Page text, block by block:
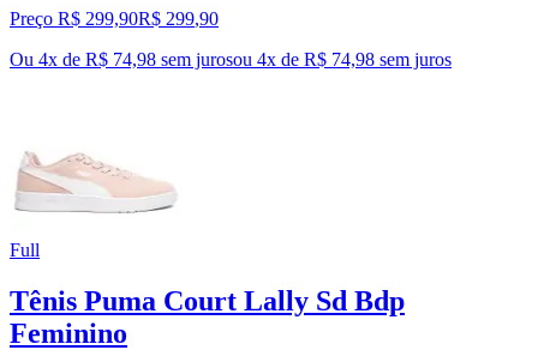
Preço R$ 299,90R$ 299,90
Ou 4x de R$ 74,98 sem jurosou 4x de R$ 74,98 sem juros
Full
Tênis Puma Court Lally Sd Bdp
Feminino